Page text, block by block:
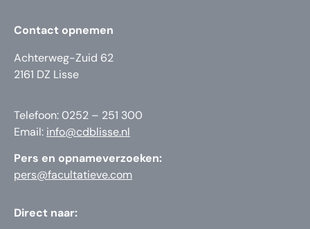
Contact opnemen
Achterweg-Zuid 62
2161 DZ Lisse
Telefoon: 0252 – 251 300
Email: info@cdblisse.nl
Pers en opnameverzoeken:
pers@facultatieve.com
Direct naar: